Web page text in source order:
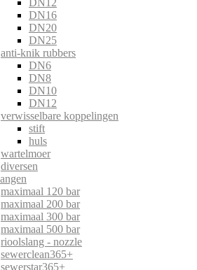
DN12
DN16
DN20
DN25
anti-knik rubbers
DN6
DN8
DN10
DN12
verwisselbare koppelingen
stift
huls
wartelmoer
diversen
maximaal 120 bar
maximaal 200 bar
maximaal 300 bar
maximaal 500 bar
rioolslang - nozzle
sewerclean365+
sewerstar365+